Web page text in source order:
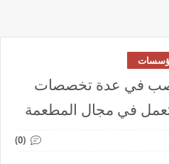
: تشغيل 73 منصب في عدة تخصصات
تعمل في مجال المطعمة
(0)